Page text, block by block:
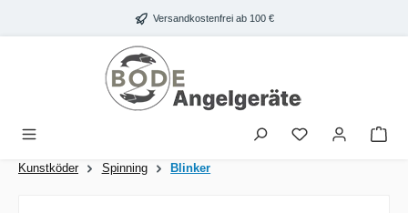
Zum Hauptinhalt springen Versandkostenfrei ab 100 €
Kunstköder Spinning Blinker